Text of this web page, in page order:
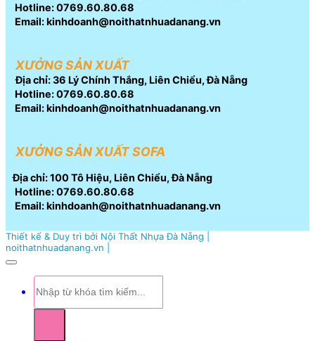
Hotline: 0769.60.80.68
Email: kinhdoanh@noithatnhuadanang.vn
XƯỞNG SẢN XUẤT
Địa chỉ: 36 Lý Chính Thắng, Liên Chiểu, Đà Nẵng
Hotline: 0769.60.80.68
Email: kinhdoanh@noithatnhuadanang.vn
XƯỞNG SẢN XUẤT SOFA
Địa chỉ: 100 Tô Hiệu, Liên Chiểu, Đà Nẵng
Hotline: 0769.60.80.68
Email: kinhdoanh@noithatnhuadanang.vn
Thiết kế & Duy trì bởi Nội Thất Nhựa Đà Nẵng |
noithatnhuadanang.vn |
Tìm
kiếm: